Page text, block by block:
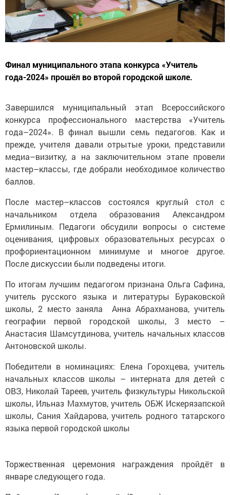
Финал муниципального этапа конкурса «Учитель
года-2024» прошёл во второй городской школе.
Завершился муниципальный этап Всероссийского
конкурса профессионального мастерства «Учитель
года–2024». В финал вышли семь педагогов. Как и
прежде, учителя давали отрытые уроки, представили
медиа–визитку, а на заключительном этапе провели
мастер–классы, где добрали необходимое количество
баллов.
После мастер–классов состоялся круглый стол с
начальником отдела образования Александром
Ермилиным. Педагоги обсудили вопросы о системе
оценивания, цифровых образовательных ресурсах о
профориентационном минимуме и многое другое.
После дискуссии были подведены итоги.
По итогам лучшим педагогом признана Ольга Сафина,
учитель русского языка и литературы Бураковской
школы, 2 место заняла Анна Абрахманова, учитель
географии первой городской школы, 3 место –
Анастасия Шамсутдинова, учитель начальных классов
Антоновской школы.
Победители в номинациях: Елена Горохцева, учитель
начальных классов школы – интерната для детей с
ОВЗ, Николай Тареев, учитель физкультуры Никольской
школы, Ильназ Махмутов, учитель ОБЖ Искерязапской
школы, Сания Хайдарова, учитель родного татарского
языка первой городской школы
Торжественная церемония награждения пройдёт в
январе следующего года.